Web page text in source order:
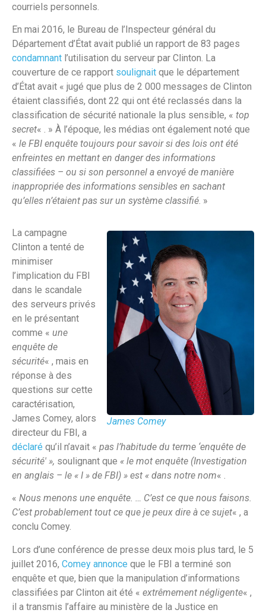
courriels personnels.
En mai 2016, le Bureau de l’Inspecteur général du
Département d’État avait publié un rapport de 83 pages
condamnant l’utilisation du serveur par Clinton. La
couverture de ce rapport soulignait que le département
d’État avait « jugé que plus de 2 000 messages de Clinton
étaient classifiés, dont 22 qui ont été reclassés dans la
classification de sécurité nationale la plus sensible, « top
secret« . » À l’époque, les médias ont également noté que
« le FBI enquête toujours pour savoir si des lois ont été
enfreintes en mettant en danger des informations
classifiées – ou si son personnel a envoyé de manière
inappropriée des informations sensibles en sachant
qu’elles n’étaient pas sur un système classifié. »
James Comey
La campagne
Clinton a tenté de
minimiser
l’implication du FBI
dans le scandale
des serveurs privés
en le présentant
comme « une
enquête de
sécurité« , mais en
réponse à des
questions sur cette
caractérisation,
James Comey, alors
directeur du FBI, a
déclaré qu’il n’avait « pas l’habitude du terme ‘enquête de
sécurité' », soulignant que « le mot enquête (Investigation
en anglais – le « I » de FBI) » est « dans notre nom« .
« Nous menons une enquête. … C’est ce que nous faisons.
C’est probablement tout ce que je peux dire à ce sujet« , a
conclu Comey.
Lors d’une conférence de presse deux mois plus tard, le 5
juillet 2016, Comey annonce que le FBI a terminé son
enquête et que, bien que la manipulation d’informations
classifiées par Clinton ait été « extrêmement négligente« ,
il a transmis l’affaire au ministère de la Justice en